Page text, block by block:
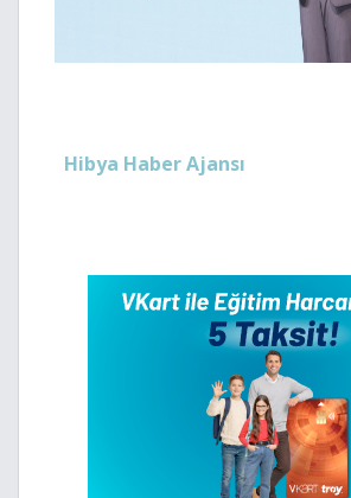
Hibya Haber Ajansı